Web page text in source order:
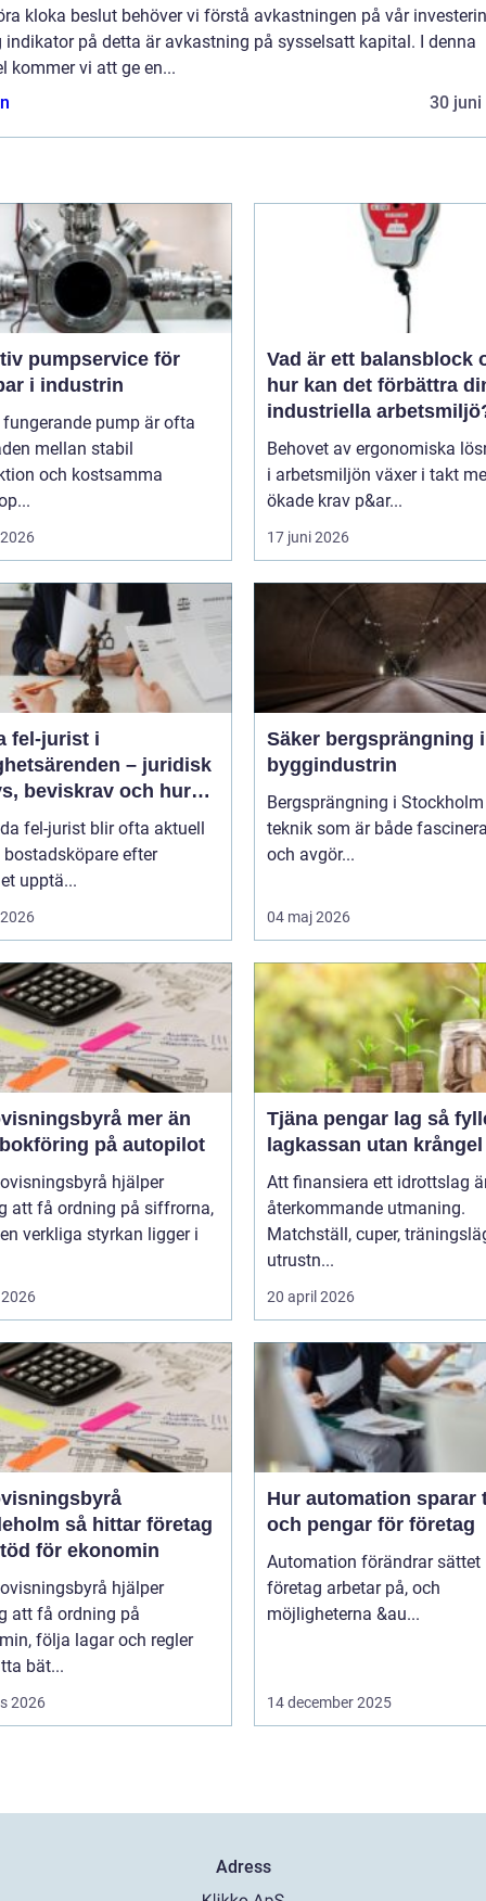
kloka beslut behöver vi förstå avkastningen på vår
indikator på detta är avkastning på sysselsatt kapital. I denna
kommer vi att ge en...
30 juni
pumpservice för
i industrin
fungerande pump är ofta
mellan stabil
och kostsamma
Vad är ett balansblock
hur kan det förbättra
industriella
Behovet av ergonomiska
i arbetsmiljön växer i takt
ökade krav p&ar...
17 juni 2026
fel-jurist i
– juridisk
beviskrav och hur
fördelas vid
fel-jurist blir ofta aktuell
bostadsköpare efter
upptä...
Säker bergsprängning
byggindustrin
Bergsprängning i
teknik som är både
och avgör...
04 maj 2026
mer än
på autopilot
hjälper
att få ordning på siffrorna,
verkliga styrkan ligger i
Tjäna pengar lag så fyller ni
lagkassan utan krångel
Att finansiera ett idrottslag
återkommande utmaning.
Matchställ, cuper,
utrustn...
20 april 2026
hittar företag
för ekonomin
hjälper
att få ordning på
följa lagar och regler
bät...
2026
Hur automation sparar
och pengar för företag
Automation förändrar sättet
företag arbetar på, och
möjligheterna &au...
14 december 2025
Adress